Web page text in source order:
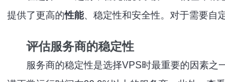
提供了更高的性能、稳定性和安全性。对于需要自
评估服务商的稳定性
服务商的稳定性是选择VPS时最重要的因素之